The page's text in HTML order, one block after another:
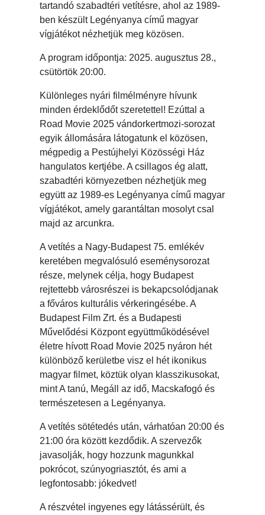
tartandó szabadtéri vetítésre, ahol az 1989-
ben készült Legényanya című magyar
vígjátékot nézhetjük meg közösen.
A program időpontja: 2025. augusztus 28.,
csütörtök 20:00.
Különleges nyári filmélményre hívunk
minden érdeklődőt szeretettel! Ezúttal a
Road Movie 2025 vándorkertmozi-sorozat
egyik állomására látogatunk el közösen,
mégpedig a Pestújhelyi Közösségi Ház
hangulatos kertjébe. A csillagos ég alatt,
szabadtéri környezetben nézhetjük meg
együtt az 1989-es Legényanya című magyar
vígjátékot, amely garantáltan mosolyt csal
majd az arcunkra.
A vetítés a Nagy-Budapest 75. emlékév
keretében megvalósuló eseménysorozat
része, melynek célja, hogy Budapest
rejtettebb városrészei is bekapcsolódjanak
a főváros kulturális vérkeringésébe. A
Budapest Film Zrt. és a Budapesti
Művelődési Központ együttműködésével
életre hívott Road Movie 2025 nyáron hét
különböző kerületbe visz el hét ikonikus
magyar filmet, köztük olyan klasszikusokat,
mint A tanú, Megáll az idő, Macskafogó és
természetesen a Legényanya.
A vetítés sötétedés után, várhatóan 20:00 és
21:00 óra között kezdődik. A szervezők
javasolják, hogy hozzunk magunkkal
pokrócot, szúnyogriasztót, és ami a
legfontosabb: jókedvet!
A részvétel ingyenes egy látássérült, és